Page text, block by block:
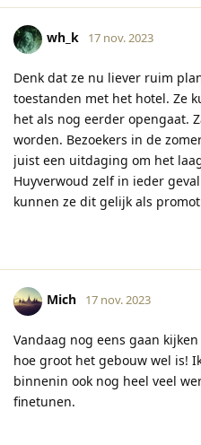
wh_k 17 nov. 2023
Denk dat ze nu liever ruim
toestanden met het hotel. Ze
het als nog eerder opengaat.
worden. Bezoekers in de
juist een uitdaging om het
Huyverwoud zelf in ieder
kunnen ze dit gelijk als
Mich 17 nov. 2023
Vandaag nog eens gaan
hoe groot het gebouw wel is!
binnenin ook nog heel veel
finetunen.